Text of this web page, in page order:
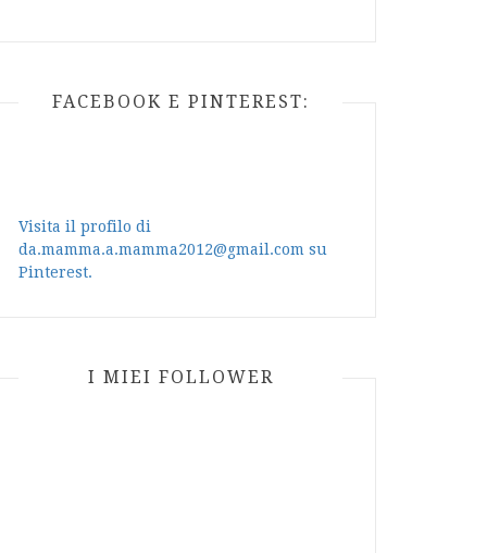
FACEBOOK E PINTEREST:
Visita il profilo di
da.mamma.a.mamma2012@gmail.com su
Pinterest.
I MIEI FOLLOWER